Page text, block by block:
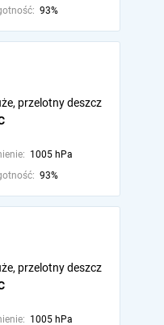
93%
przelotny deszcz
1005 hPa
93%
przelotny deszcz
1005 hPa